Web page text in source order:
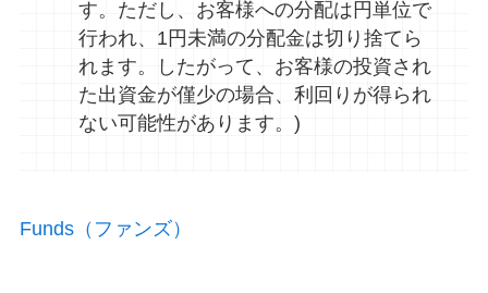
す。ただし、お客様への分配は円単位で
行われ、1円未満の分配金は切り捨てら
れます。したがって、お客様の投資され
た出資金が僅少の場合、利回りが得られ
ない可能性があります。)
Funds（ファンズ）